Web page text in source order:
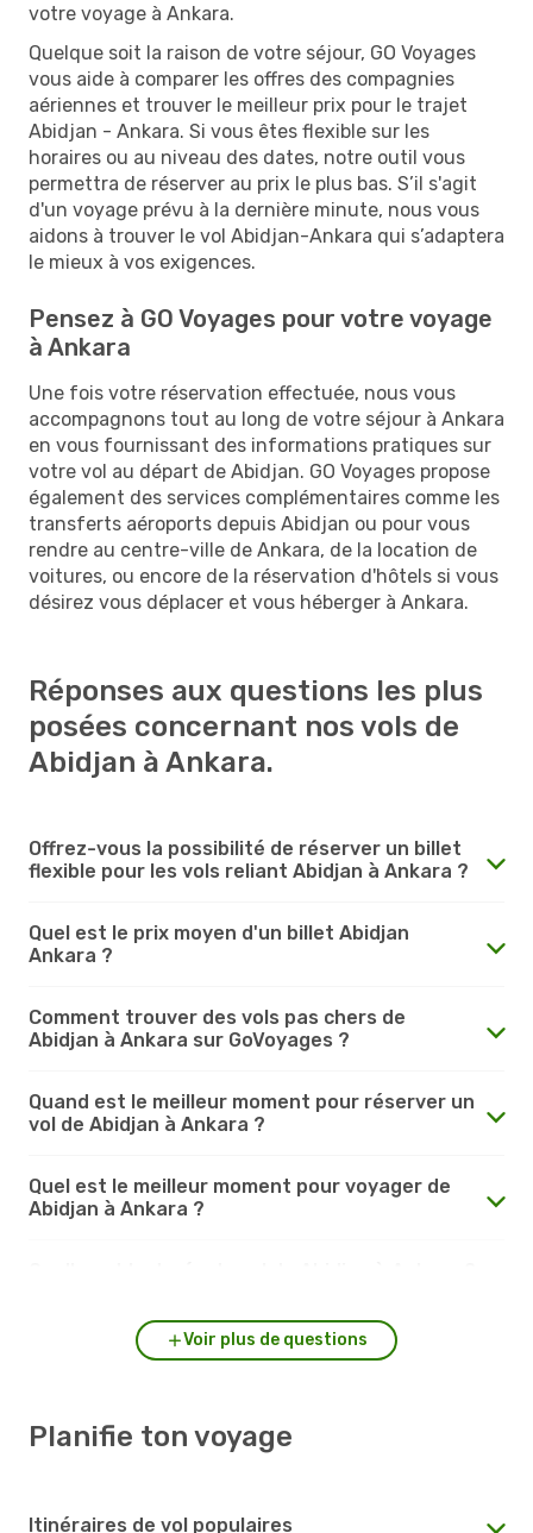
votre voyage à Ankara.
Quelque soit la raison de votre séjour, GO Voyages
vous aide à comparer les offres des compagnies
aériennes et trouver le meilleur prix pour le trajet
Abidjan - Ankara. Si vous êtes flexible sur les
horaires ou au niveau des dates, notre outil vous
permettra de réserver au prix le plus bas. S’il s'agit
d'un voyage prévu à la dernière minute, nous vous
aidons à trouver le vol Abidjan-Ankara qui s’adaptera
le mieux à vos exigences.
Pensez à GO Voyages pour votre voyage
à Ankara
Une fois votre réservation effectuée, nous vous
accompagnons tout au long de votre séjour à Ankara
en vous fournissant des informations pratiques sur
votre vol au départ de Abidjan. GO Voyages propose
également des services complémentaires comme les
transferts aéroports depuis Abidjan ou pour vous
rendre au centre-ville de Ankara, de la location de
voitures, ou encore de la réservation d'hôtels si vous
désirez vous déplacer et vous héberger à Ankara.
Réponses aux questions les plus
posées concernant nos vols de
Abidjan à Ankara.
Offrez-vous la possibilité de réserver un billet
flexible pour les vols reliant Abidjan à Ankara ?
Quel est le prix moyen d'un billet Abidjan
Ankara ?
Comment trouver des vols pas chers de
Abidjan à Ankara sur GoVoyages ?
Quand est le meilleur moment pour réserver un
vol de Abidjan à Ankara ?
Quel est le meilleur moment pour voyager de
Abidjan à Ankara ?
Voir plus de questions
Planifie ton voyage
Itinéraires de vol populaires